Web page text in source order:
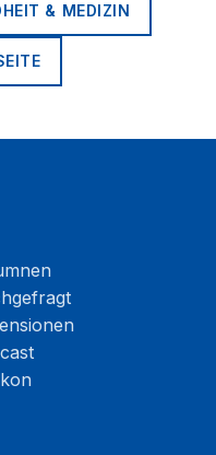
& MEDIZIN